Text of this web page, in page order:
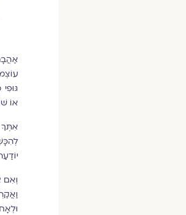
אוֹ
אִתְּךָ
וְאִם